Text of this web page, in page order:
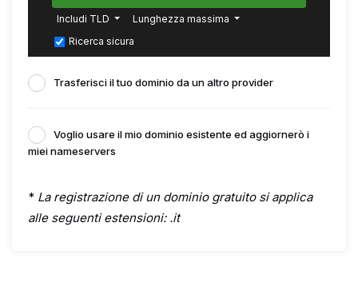
Includi TLD
Lunghezza massima
Ricerca sicura
Trasferisci il tuo dominio da un altro provider
Voglio usare il mio dominio esistente ed aggiornerò i
miei nameservers
* La registrazione di un dominio gratuito si applica
alle seguenti estensioni: .it